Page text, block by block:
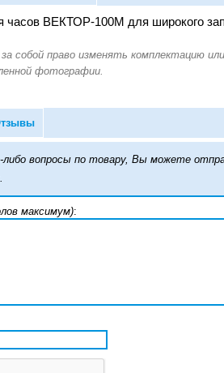
часов ВЕКТОР-100М для широкого
либо вопросы по товару, Вы можете
максимум):